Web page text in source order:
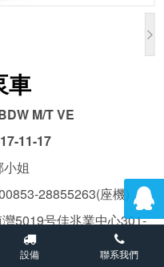

車
M/T VE
11-17
姐
28855263(座機)
5019号佳兆業中心301-
設備 聯系我們